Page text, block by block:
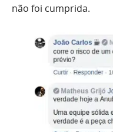
não foi cumprida.